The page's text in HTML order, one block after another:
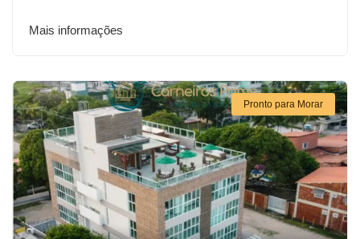
Mais informações
Pronto para Morar